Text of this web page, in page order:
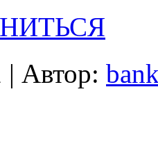
| Автор: